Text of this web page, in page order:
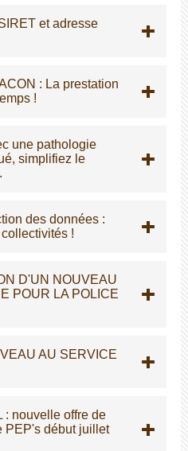
et adresse
: La prestation
!
une pathologie
simplifiez le
des données :
!
D'UN NOUVEAU
POUR LA POLICE
AU SERVICE
: nouvelle offre de
PEP's début juillet